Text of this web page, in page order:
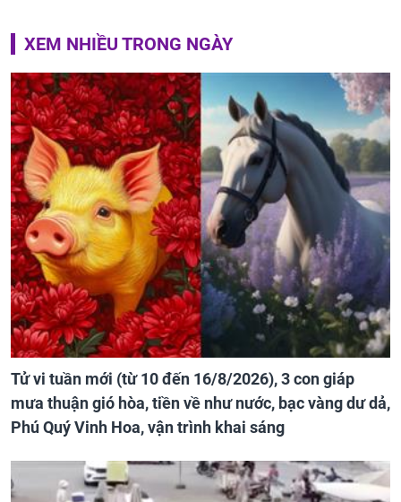
XEM NHIỀU TRONG NGÀY
Tử vi tuần mới (từ 10 đến 16/8/2026), 3 con giáp
mưa thuận gió hòa, tiền về như nước, bạc vàng dư dả,
Phú Quý Vinh Hoa, vận trình khai sáng